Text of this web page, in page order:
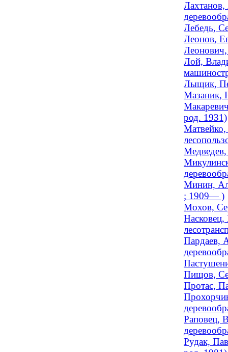
Лахтанов,
Лебедь,
Леонов,
Леонович,
Лой,
Лыщик,
Мазаник,
род. 1931)
Матвейко,
Минин,
; 1909— )
Мохов,
Пардаев,
Пищов,
Протас,
Раповец,
Рудак,